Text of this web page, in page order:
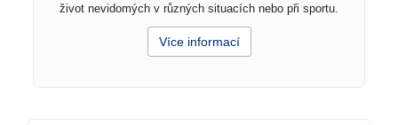
život nevidomých v různých situacích nebo při sportu.
Více informací